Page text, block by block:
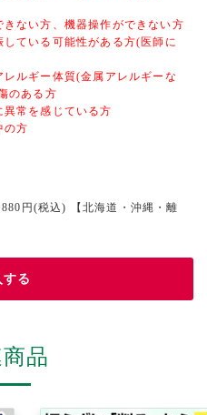
きない方、機器操作ができない方
している可能性がある方(医師に
レルギー体質(金属アレルギーな
のある方
異常を感じている方
の方
880円(税込) 【北海道・沖縄・離
する
品